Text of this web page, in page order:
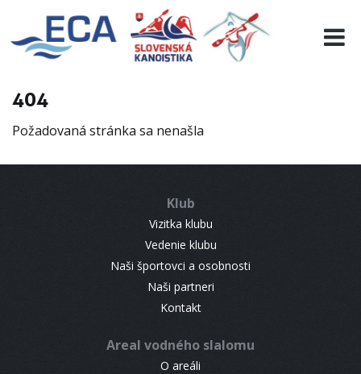
404
Požadovaná stránka sa nenašla
Klub
Vizitka klubu
Vedenie klubu
Naši športovci a osobnosti
Naši partneri
Kontakt
Areal vodného slalomu
O areáli
EURO 19
INFO
RESULTS
CONTACT